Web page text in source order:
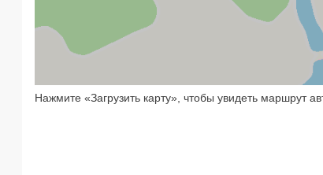
Нажмите «Загрузить карту», чтобы увидеть маршрут